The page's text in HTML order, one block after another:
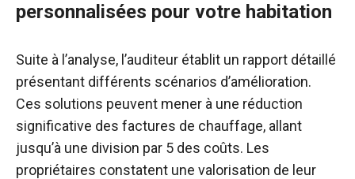
personnalisées pour votre habitation
Suite à l’analyse, l’auditeur établit un rapport détaillé
présentant différents scénarios d’amélioration.
Ces solutions peuvent mener à une réduction
significative des factures de chauffage, allant
jusqu’à une division par 5 des coûts. Les
propriétaires constatent une valorisation de leur